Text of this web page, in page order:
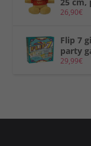
26,90€
Flip 7
party
29,99€